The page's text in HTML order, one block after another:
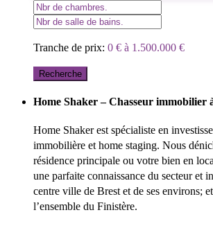
Tranche de prix: 0 € à 1.500.000 €
Recherche
Home Shaker – Chasseur immobilier
Home Shaker est spécialiste en
immobilière et home staging. Nous
résidence principale ou votre bien en
une parfaite connaissance du secteur et
centre ville de Brest et de ses environs;
l’ensemble du Finistère.